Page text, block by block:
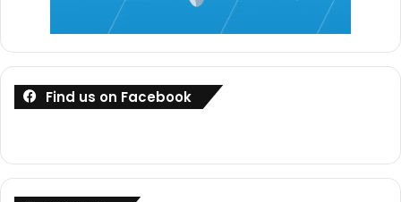
Perkongsian Dari SPA
Contoh Soalan Ujian Psikometrik
Arkitek J41 ??
a. Sangat setuju
Find us on Facebook